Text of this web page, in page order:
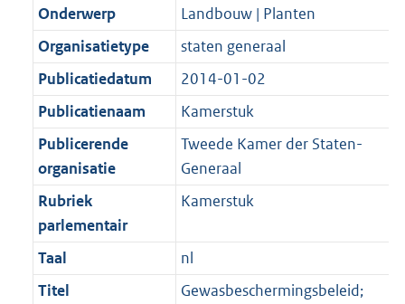
Onderwerp
Landbouw | Planten
Organisatietype
staten generaal
Publicatiedatum
2014-01-02
Publicatienaam
Kamerstuk
Publicerende
organisatie
Tweede Kamer der Staten-
Generaal
Rubriek
parlementair
Kamerstuk
Taal
nl
Titel
Gewasbeschermingsbeleid;